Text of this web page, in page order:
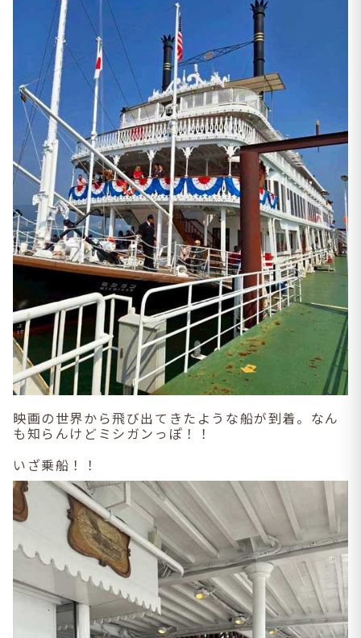
映画の世界から飛び出てきたような船が到着。なん
も知らんけどミシガンっぽ！！
いざ乗船！！